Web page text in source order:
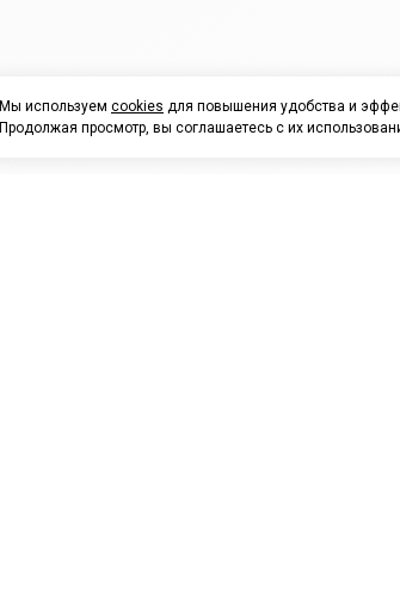
Мы используем cookies для повышения удобства и
Продолжая просмотр, вы соглашаетесь с их